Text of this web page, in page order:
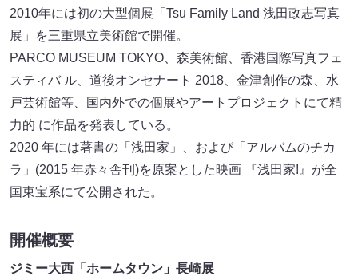
2010年には初の大型個展「Tsu Family Land 浅田政志写真
展」を三重県立美術館で開催。
PARCO MUSEUM TOKYO、森美術館、香港国際写真フェ
スティバ ル、道後オンセナート 2018、金津創作の森、水
戸芸術館等、国内外での個展やアートプロジェクトにて精
力的 に作品を発表している。
2020 年には著書の「浅田家」、および「アルバムのチカ
ラ」(2015 年赤々舎刊)を原案とした映画 『浅田家!』が全
国東宝系にて公開された。
開催概要
ジミー大西「ホームタウン」長崎展